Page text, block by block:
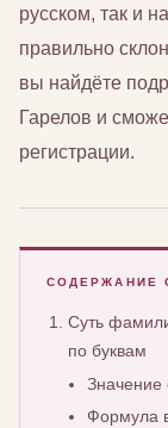
русском, так и
правильно
вы найдёте
Гарелов и
регистрации.
СОДЕРЖАНИЕ
Суть
по буквам
Формула